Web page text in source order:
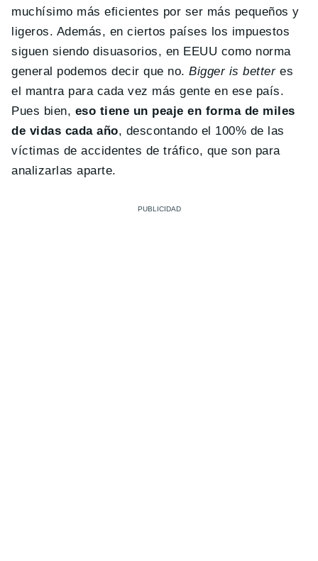
muchísimo más eficientes por ser más pequeños y
ligeros. Además, en ciertos países los impuestos
siguen siendo disuasorios, en EEUU como norma
general podemos decir que no.Bigger is betteres
el mantra para cada vez más gente en ese país.
Pues bien, eso tiene un peaje en forma de miles
de vidas cada año, descontando el 100% de las
víctimas de accidentes de tráfico, que son para
analizarlas aparte.